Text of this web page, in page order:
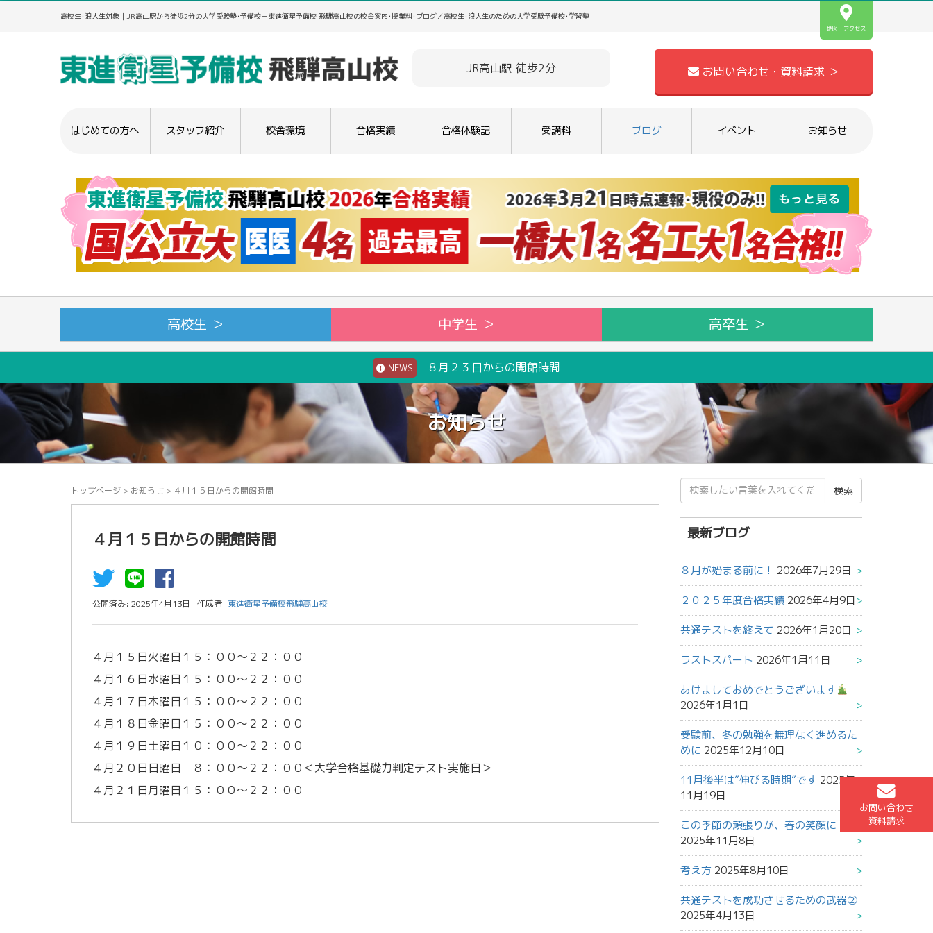
高校生･浪人生対象｜JR高山駅から徒歩2分の大学受験塾･予備校－東進衛星予備校 飛騨高山校の校舎案内･授業料･ブログ／高校生･浪人生のための大学受験予備校･学習塾
地図・アクセス
JR高山駅 徒歩2分 お問い合わせ・資料請求 ＞
はじめての方へ スタッフ紹介 校舎環境 合格実績 合格体験記 受講料 ブログ イベント お知らせ
高校生 ＞ 中学生 ＞ 高卒生 ＞
お問い合わせ
資料請求
NEWS ８月２３日からの開館時間
お知らせ
トップページ > お知らせ > ４月１５日からの開館時間
４月１５日からの開館時間
公開済み: 2025年4月13日 作成者: 東進衛星予備校飛騨高山校
４月１５日火曜日１５：００～２２：００
４月１６日水曜日１５：００～２２：００
４月１７日木曜日１５：００～２２：００
４月１８日金曜日１５：００～２２：００
４月１９日土曜日１０：００～２２：００
４月２０日日曜日 ８：００～２２：００＜大学合格基礎力判定テスト実施日＞
４月２１日月曜日１５：００～２２：００
検
索
結
果:
最新ブログ
８月が始まる前に！ 2026年7月29日
２０２５年度合格実績 2026年4月9日
共通テストを終えて 2026年1月20日
ラストスパート 2026年1月11日
あけましておめでとうございます
2026年1月1日
受験前、冬の勉強を無理なく進めるた
めに 2025年12月10日
11月後半は”伸びる時期”です 2025年
11月19日
この季節の頑張りが、春の笑顔に
2025年11月8日
考え方 2025年8月10日
共通テストを成功させるための武器②
2025年4月13日